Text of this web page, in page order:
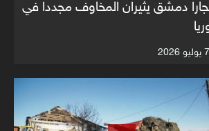
7 يوليو 2026